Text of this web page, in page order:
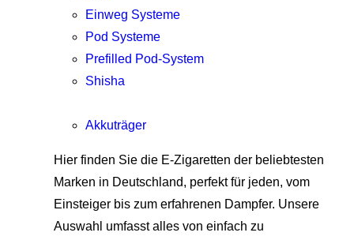
Einweg Systeme
Pod Systeme
Prefilled Pod-System
Shisha
Akkuträger
Hier finden Sie die E-Zigaretten der beliebtesten
Marken in Deutschland, perfekt für jeden, vom
Einsteiger bis zum erfahrenen Dampfer. Unsere
Auswahl umfasst alles von einfach zu